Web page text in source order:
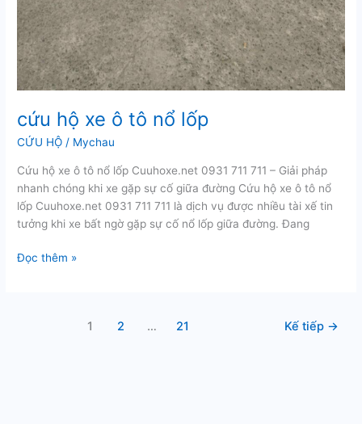
cứu hộ xe ô tô nổ lốp
CỨU HỘ / Mychau
Cứu hộ xe ô tô nổ lốp Cuuhoxe.net 0931 711 711 – Giải pháp
nhanh chóng khi xe gặp sự cố giữa đường Cứu hộ xe ô tô nổ
lốp Cuuhoxe.net 0931 711 711 là dịch vụ được nhiều tài xế tin
tưởng khi xe bất ngờ gặp sự cố nổ lốp giữa đường. Đang
cứu
Đọc thêm »
1 2 … 21 Kế tiếp →